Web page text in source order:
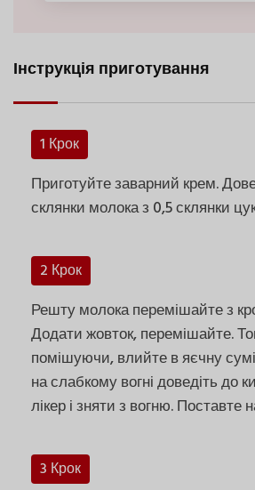
Інструкція приготування
1 Крок
Приготуйте заварний крем.
склянки молока з 0,5 склянки
2 Крок
Решту молока перемішайте з
Додати жовток, перемішайте.
помішуючи, влийте в яєчну
на слабкому вогні доведіть до
лікер і зняти з вогню. Поставте
3 Крок